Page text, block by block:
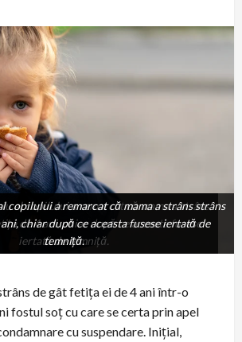
al copilului a remarcat că mama a strâns
de 4 ani, chiar după ce aceasta fusese
iertată de temniță.
copilului a remarcat că mama a strâns strâns
chiar după ce aceasta fusese iertată de
temniță.
de gât fetița ei de 4 ani într-o
fostul soț cu care se certa prin apel
cu suspendare. Inițial,